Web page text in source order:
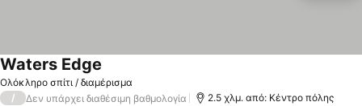
Ολόκληρο σπίτι / διαμέρισμα
Waters Edge
/ Δεν υπάρχει διαθέσιμη βαθμολογία 2.5 χλμ. από: Κέντρο πόλης